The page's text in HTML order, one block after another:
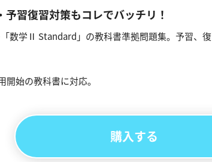
習復習対策もコレでバッチリ！
数学Ⅱ Standard」の教科書準拠問題集。予習、
始の教科書に対応。
購入する